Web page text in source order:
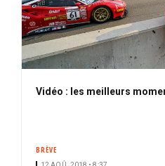
Vidéo : les meilleurs
BRÈVE